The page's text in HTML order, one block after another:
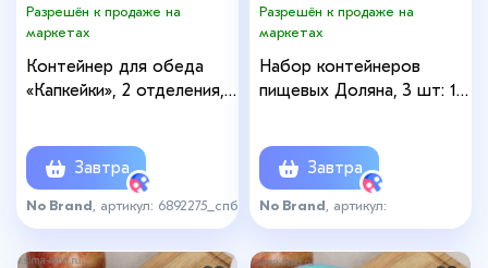
Разрешён к продаже на
маркетах
Контейнер для обеда
«Капкейки», 2 отделения,
Завтра
No Brand , артикул: 6892275_спб
Разрешён к продаже на
маркетах
Набор контейнеров
пищевых Доляна, 3 шт: 1
прозрачные, крышка
зелёная
Завтра
No Brand , артикул:
9071202_спб